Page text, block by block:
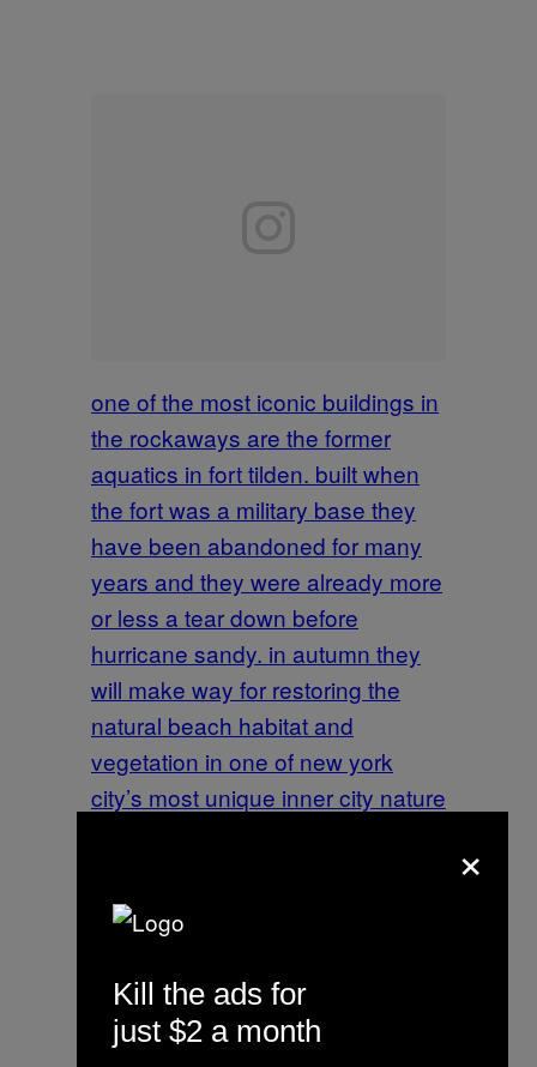
one of the most iconic buildings in
the rockaways are the former
aquatics in fort tilden. built when
the fort was a military base they
have been abandoned for many
years and they were already more
or less a tear down before
hurricane sandy. in autumn they
will make way for restoring the
natural beach habitat and
vegetation in one of new york
city’s most unique inner city nature
vegetation will be there where the
ruins are now. nature wins…but i
will visit these buildings many
times this summer before they’re
gone
×
Kill the ads for
just $2 a month